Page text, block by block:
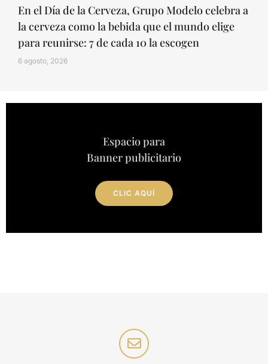
En el Día de la Cerveza, Grupo Modelo celebra a
la cerveza como la bebida que el mundo elige
para reunirse: 7 de cada 10 la escogen
6 agosto, 2026
Espacio para
Banner publicitario
CLIC AQUÍ